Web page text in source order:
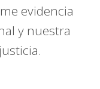
evidencia
y nuestra